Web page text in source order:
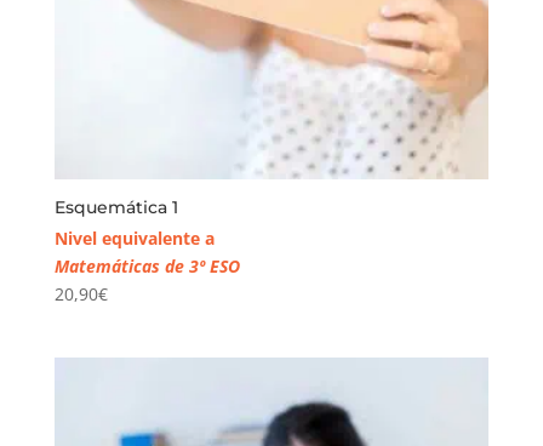
Esquemática 1
Nivel equivalente a
Matemáticas de 3º ESO
20,90€